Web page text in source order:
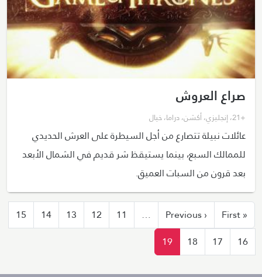
صراع العروش
+21 ،إنجليزي،أكشن،دراما،خيال
عائلات نبيلة تتصارع من أجل السيطرة على العرش الحديدي
للممالك السبع، بينما يستيقظ شر قديم في الشمال الأبعد
بعد قرون من السبات العميق.
ترقيم الصفحات
« First الصفحة الأولى
‹ Previous الصفحة السابقة
…
11
12
13
14
15
16
17
18
19